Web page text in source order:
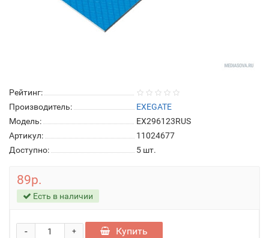
Рейтинг:
Производитель:
EXEGATE
Модель:
EX296123RUS
Артикул:
11024677
Доступно:
5 шт.
89р.
Есть в наличии
+
- Купить